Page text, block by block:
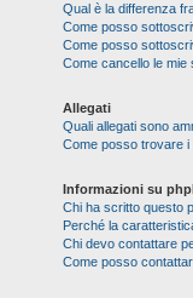
Qual è la differenza
Come posso
Come posso
Come cancello le mie
Allegati
Quali allegati sono
Come posso trovare i
Informazioni su
Chi ha scritto questo
Perché la
Chi devo contattare
Come posso